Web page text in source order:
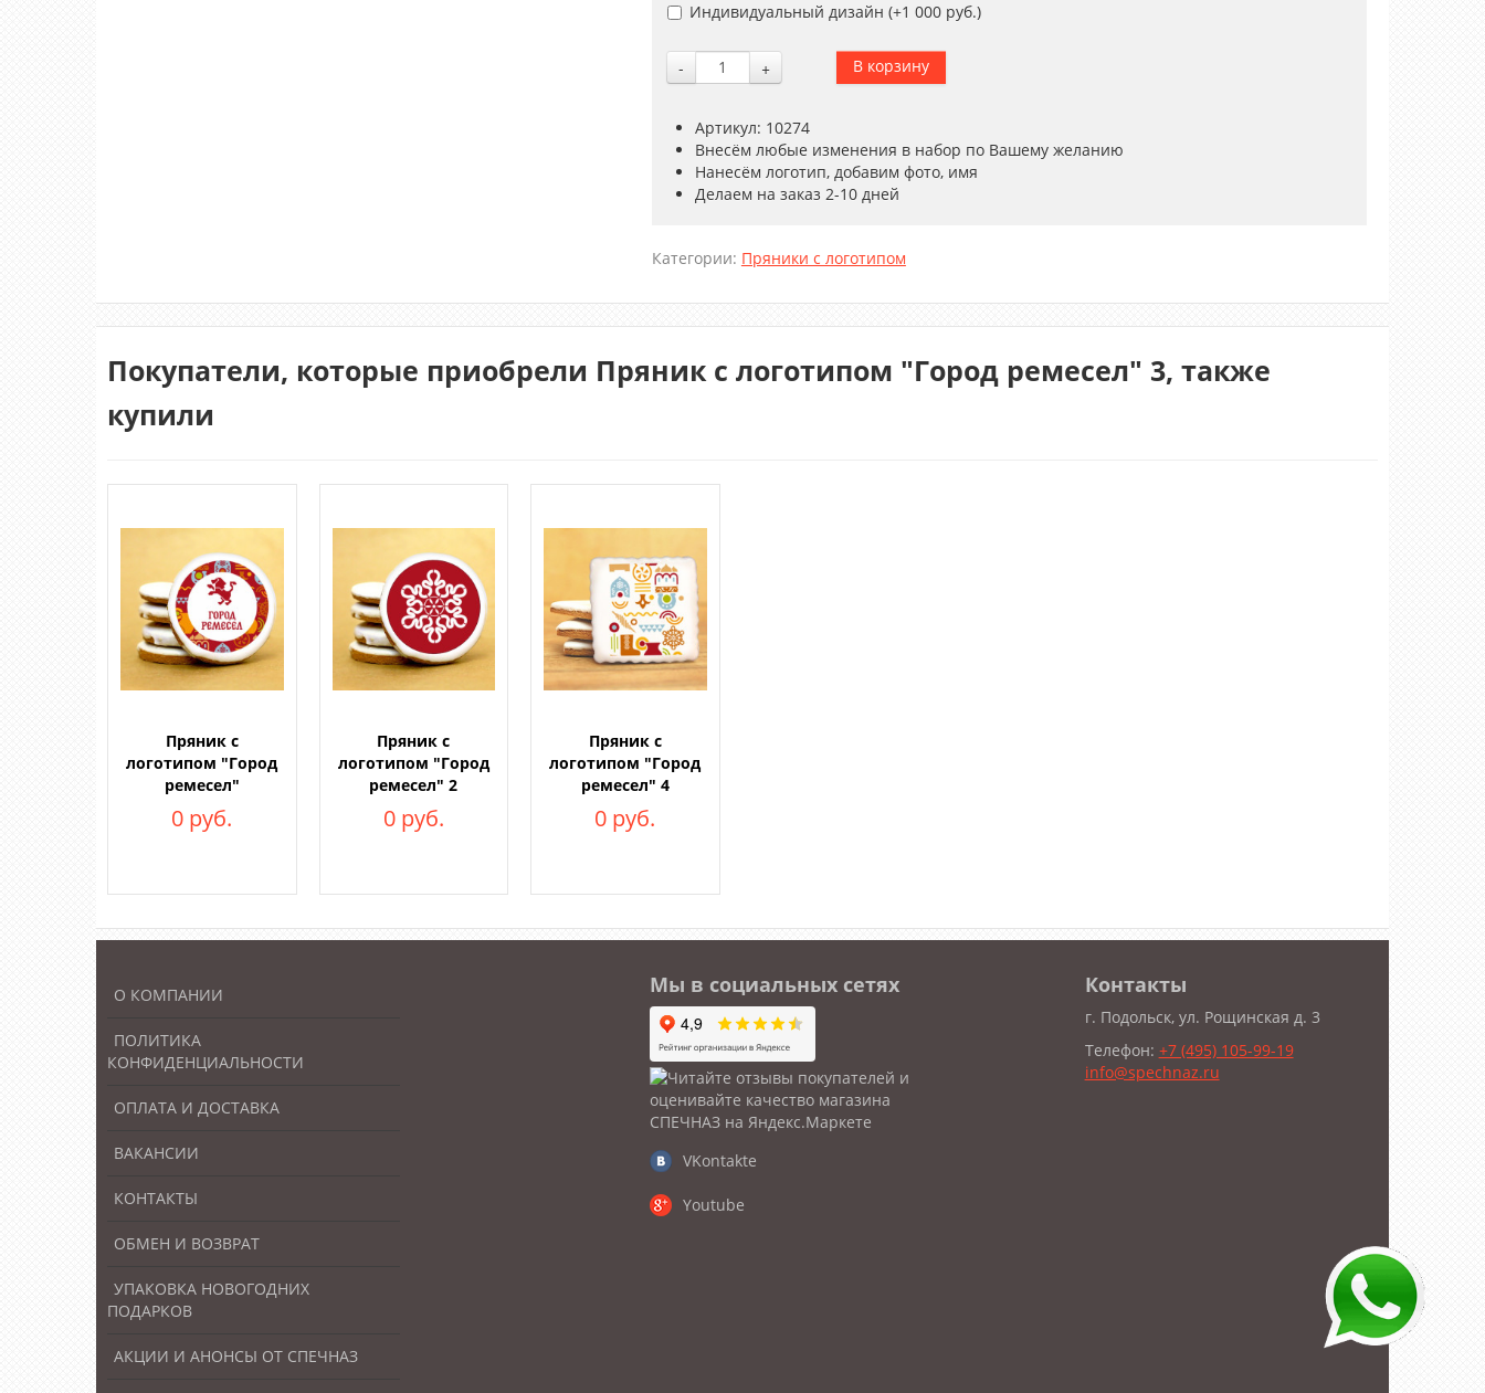
Индивидуальный дизайн (+1 000 руб.)
- +
Артикул: 10274
Внесём любые изменения в набор по Вашему желанию
Нанесём логотип, добавим фото, имя
Делаем на заказ 2-10 дней
Категории: Пряники с логотипом
Покупатели, которые приобрели Пряник с логотипом "Город ремесел" 3, также
купили
Пряник с
логотипом "Город
ремесел"
0 руб.
Пряник с
логотипом "Город
ремесел" 2
0 руб.
Пряник с
логотипом "Город
ремесел" 4
0 руб.
О КОМПАНИИ
ПОЛИТИКА
КОНФИДЕНЦИАЛЬНОСТИ
ОПЛАТА И ДОСТАВКА
ВАКАНСИИ
КОНТАКТЫ
ОБМЕН И ВОЗВРАТ
УПАКОВКА НОВОГОДНИХ
ПОДАРКОВ
АКЦИИ И АНОНСЫ ОТ СПЕЧНАЗ
Мы в социальных сетях
VKontakte
Youtube
Контакты
г. Подольск, ул. Рощинская д. 3
Телефон: +7 (495) 105-99-19
info@spechnaz.ru